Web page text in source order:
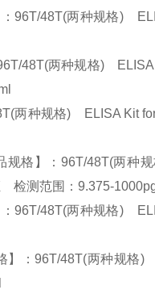
96T/48T(两种规格)
48T(两种规格) ELISA
ml
两种规格) ELISA Kit
格】：96T/48T(两种
检测范围：9.375-
96T/48T(两种规格)
：96T/48T(两种规格)